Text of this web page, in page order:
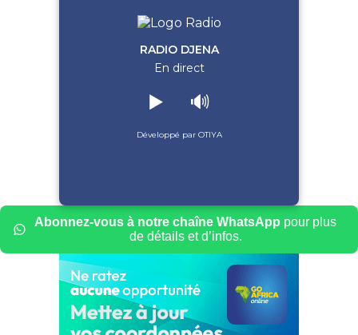
RADIO DJENA
En direct
▶️ 🔊
Développé par OTIYA
Abonnez-vous à notre chaîne WhatsApp pour plus
de détails et d’infos.